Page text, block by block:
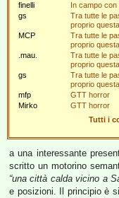
finelli
In campo con
gs
Tra tutte le
proprio questa
MCP
Tra tutte le
proprio questa
.mau.
Tra tutte le
proprio questa
gs
Tra tutte le
proprio questa
mfp
GTT horror
Mirko
GTT horror
Tutti i
a una interessante
scritto un motorino
“una città calda vicino a
e posizioni. Il principio è